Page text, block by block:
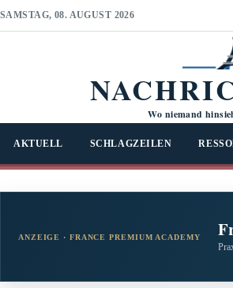
SAMSTAG, 08. AUGUST 2026
Wo niemand
AKTUELL SCHLAGZEILEN
ANZEIGE · FRANCE PREMIUM ACADEMY